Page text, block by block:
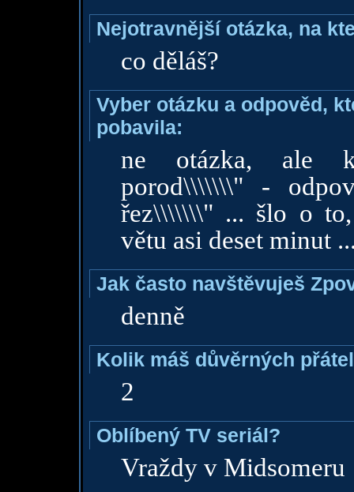
Nejotravnější otázka, na
co děláš?
Vyber otázku a odpověd,
pobavila:
ne otázka, ale
porod\\\\\\\" -
řez\\\\\\\" ... šlo o
větu asi deset minut
Jak často navštěvuješ
denně
Kolik máš důvěrných
2
Oblíbený TV seriál?
Vraždy v Midsomeru